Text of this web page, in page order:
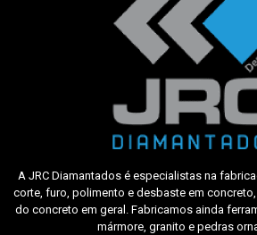
A JRC Diamantados é especialistas na
corte, furo, polimento e desbaste em
do concreto em geral. Fabricamos ainda
mármore, granito e pedras